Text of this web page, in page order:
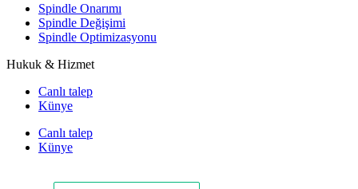
Spindle Onarımı
Spindle Değişimi
Spindle Optimizasyonu
Hukuk & Hizmet
Canlı talep
Künye
Canlı talep
Künye